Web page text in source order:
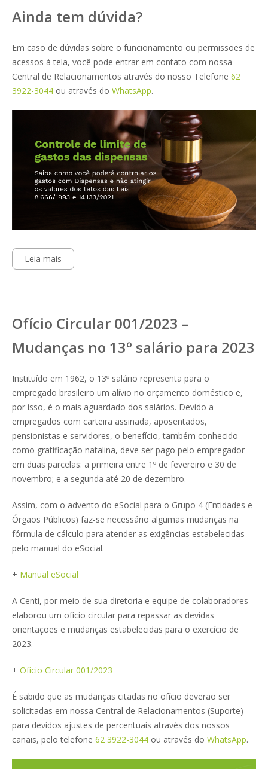
Ainda tem dúvida?
Em caso de dúvidas sobre o funcionamento ou permissões de
acessos à tela, você pode entrar em contato com nossa
Central de Relacionamentos através do nosso Telefone 62
3922-3044 ou através do WhatsApp.
Leia mais
Ofício Circular 001/2023 –
Mudanças no 13º salário para 2023
Instituído em 1962, o 13º salário representa para o
empregado brasileiro um alívio no orçamento doméstico e,
por isso, é o mais aguardado dos salários. Devido a
empregados com carteira assinada, aposentados,
pensionistas e servidores, o benefício, também conhecido
como gratificação natalina, deve ser pago pelo empregador
em duas parcelas: a primeira entre 1º de fevereiro e 30 de
novembro; e a segunda até 20 de dezembro.
Assim, com o advento do eSocial para o Grupo 4 (Entidades e
Órgãos Públicos) faz-se necessário algumas mudanças na
fórmula de cálculo para atender as exigências estabelecidas
pelo manual do eSocial.
+ Manual eSocial
A Centi, por meio de sua diretoria e equipe de colaboradores
elaborou um ofício circular para repassar as devidas
orientações e mudanças estabelecidas para o exercício de
2023.
+ Ofício Circular 001/2023
É sabido que as mudanças citadas no ofício deverão ser
solicitadas em nossa Central de Relacionamentos (Suporte)
para devidos ajustes de percentuais através dos nossos
canais, pelo telefone 62 3922-3044 ou através do WhatsApp.